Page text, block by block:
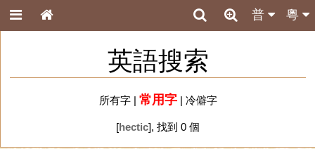
粵
普
英語搜索
所有字| 常用字| 冷僻字
[hectic], 找到 0 個